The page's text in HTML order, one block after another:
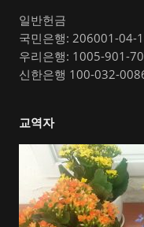
일반헌금
국민은행: 206001-04-
우리은행: 1005-901-
신한은행 100-032-
교역자